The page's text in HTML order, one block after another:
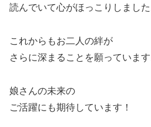
読んでいて心がほっこりしました
これからもお二人の絆が
さらに深まることを願っています
娘さんの未来の
ご活躍にも期待しています！